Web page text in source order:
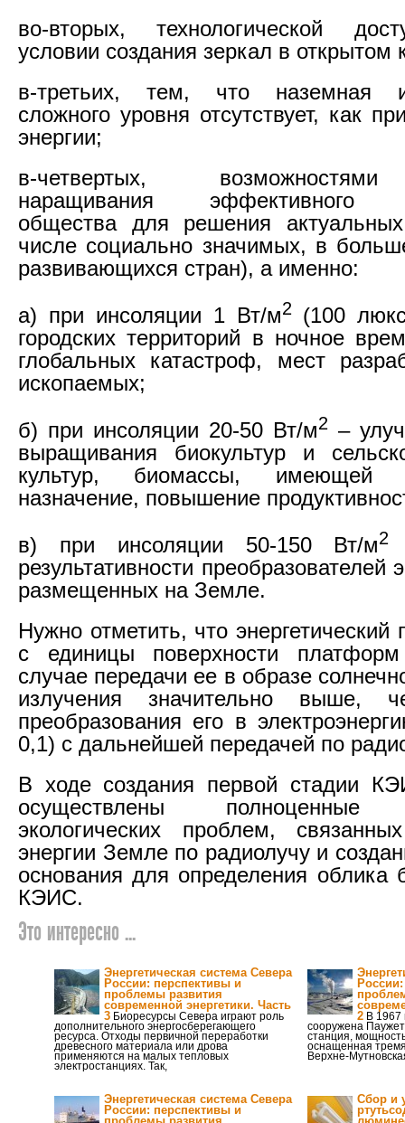
во-вторых, технологической
условии создания зеркал в открытом
в-третьих, тем, что наземная
сложного уровня отсутствует, как
энергии;
в-четвертых,
наращивания эффективного
общества для решения
числе социально значимых, в
развивающихся стран), а именно:
а) при инсоляции 1 Вт/м2(100
городских территорий в ночное
глобальных катастроф, мест
ископаемых;
б) при инсоляции 20-50 Вт/м2 –
выращивания биокультур и
культур, биомассы, имеющей
назначение, повышение
в) при инсоляции 50-150 Вт/м2
результативности преобразователей
размещенных на Земле.
Нужно отметить, что
с единицы поверхности
случае передачи ее в образе
излучения значительно выше,
преобразования его в
0,1) с дальнейшей передачей по
В ходе создания первой стадии
осуществлены полноценные
экологических проблем,
энергии Земле по радиолучу и
основания для определения облика
КЭИС.
Это интересно ...
Энергетическая система Севера
России: перспективы и
проблемы развития
современной энергетики. Часть
3 Биоресурсы Севера играют роль
дополнительного энергосберегающего
ресурса. Отходы первичной переработки
древесного материала или дрова
применяются на малых тепловых
электростанциях. Так,
2 В 1967
сооружена
станция,
оснащенная
Верхне-
Энергетическая система Севера
России: перспективы и
Сбор и